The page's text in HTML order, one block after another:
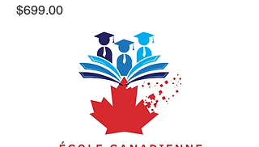
Price
$699.00